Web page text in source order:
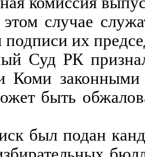
случае
их
Суд РК
Коми законными
быть
был подан